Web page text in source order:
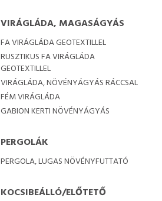
VIRÁGLÁDA, MAGASÁGYÁS
FA VIRÁGLÁDA GEOTEXTILLEL
RUSZTIKUS FA VIRÁGLÁDA
GEOTEXTILLEL
VIRÁGLÁDA, NÖVÉNYÁGYÁS RÁCCSAL
FÉM VIRÁGLÁDA
GABION KERTI NÖVÉNYÁGYÁS
PERGOLÁK
PERGOLA, LUGAS NÖVÉNYFUTTATÓ
KOCSIBEÁLLÓ/ELŐTETŐ